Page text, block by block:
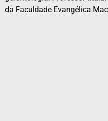
da Faculdade Evangélica